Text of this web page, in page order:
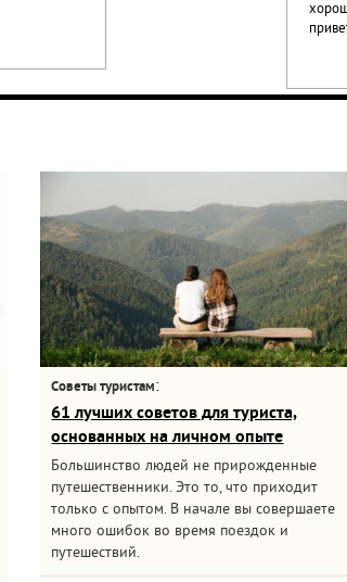
Советы туристам:
61 лучших советов для туриста,
основанных на личном опыте
Большинство людей не прирожденные
путешественники. Это то, что приходит
только с опытом. В начале вы совершаете
много ошибок во время поездок и
путешествий.